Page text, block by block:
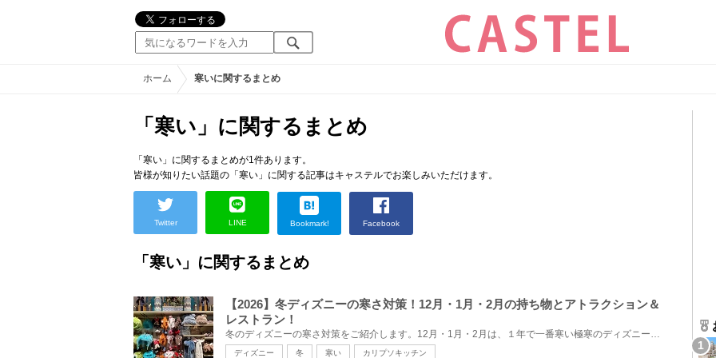
ホーム 寒いに関するまとめ
「寒い」に関するまとめ
「寒い」に関するまとめが1件あります。
皆様が知りたい話題の「寒い」に関する記事はキャステルでお楽しみいただけます。
Twitter LINE Bookmark! Facebook
「寒い」に関するまとめ
【2026】冬ディズニーの寒さ対策！12月・1月・2月の持ち物とアトラクション＆
レストラン！
冬のディズニーの寒さ対策をご紹介します。12月・1月・2月は、１年で一番寒い極寒のディズニーリゾート...
ディズニー 冬 寒い カリプソキッチン